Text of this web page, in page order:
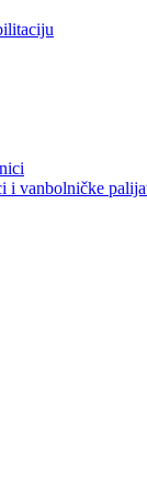
i vanbolničke